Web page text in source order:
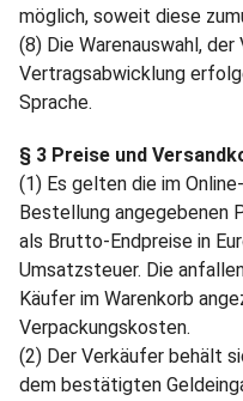
möglich, soweit diese
(8) Die Warenauswahl,
Vertragsabwicklung
Sprache.
§ 3 Preise und
(1) Es gelten die im
Bestellung angegebenen
als Brutto-Endpreise in
Umsatzsteuer. Die
Käufer im Warenkorb
Verpackungskosten.
(2) Der Verkäufer behält
dem bestätigten